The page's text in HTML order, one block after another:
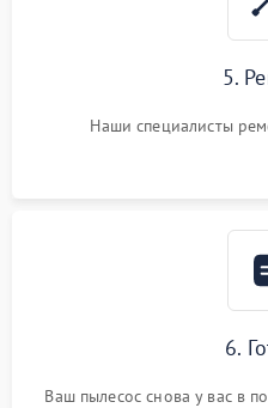
5.
Наши специалисты
6.
Ваш пылесос снова у вас в